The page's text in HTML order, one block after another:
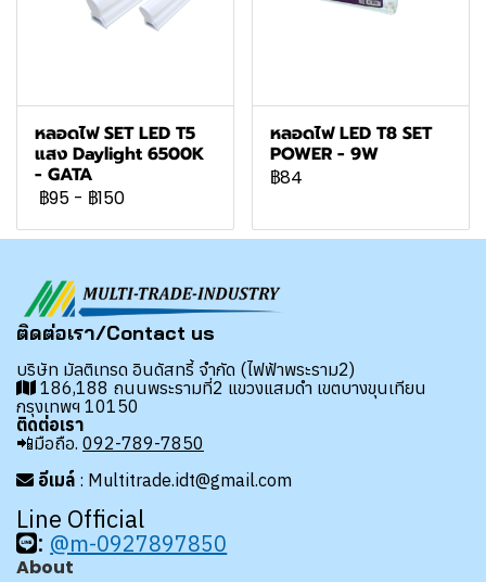
หลอดไฟ SET LED T5
แสง Daylight 6500K
- GATA
฿95 - ฿150
หลอดไฟ LED T8 SET
POWER - 9W
฿84
ติดต่อเรา/Contact us
บริษัท มัลติเทรด อินดัสทรี้ จำกัด (ไฟฟ้าพระราม2)
186,188 ถนนพระรามที่2 แขวงแสมดำ เขตบางขุนเทียน
กรุงเทพฯ 10150
ติดต่อเรา
📲มือถือ. 092-789-7850
อีเมล์ : Multitrade.idt@gmail.com
Line Official
: @m-0927897850
About